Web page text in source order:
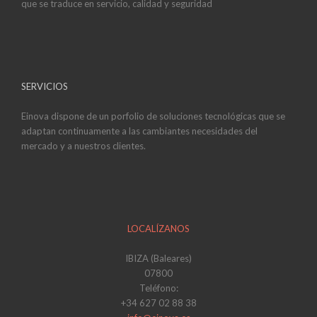
que se traduce en servicio, calidad y seguridad
SERVICIOS
Einova dispone de un porfolio de soluciones tecnológicas que se
adaptan continuamente a las cambiantes necesidades del
mercado y a nuestros clientes.
LOCALÍZANOS
IBIZA (Baleares)
07800
Teléfono:
+34 627 02 88 38